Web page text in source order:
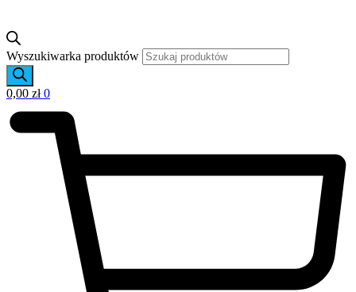
Wyszukiwarka produktów
0,00 zł 0